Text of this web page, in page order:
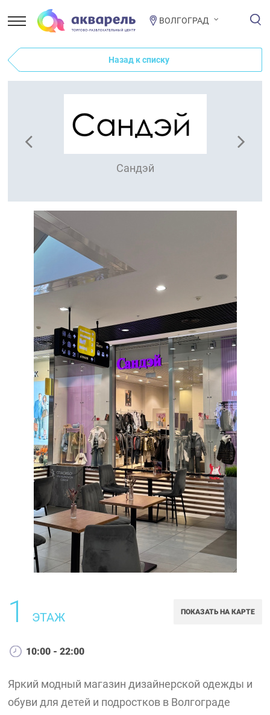
ВОЛГОГРАД
Назад к списку
Сандэй
1 ЭТАЖ ПОКАЗАТЬ НА КАРТЕ
10:00 - 22:00
Яркий модный магазин дизайнерской одежды и
обуви для детей и подростков в Волгограде